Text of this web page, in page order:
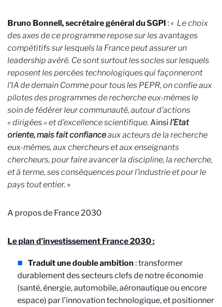
Bruno Bonnell, secrétaire général du SGPI :« Le choix
des axes de ce programme repose sur les avantages
compétitifs sur lesquels la France peut assurer un
leadership avéré. Ce sont surtout les socles sur lesquels
reposent les percées technologiques qui façonneront
l’IA de demain Comme pour tous les PEPR, on confieaux
pilotes des programmes de recherche eux-mêmes le
soin de fédérer leur communauté, autour d’actions
« dirigées » et d’excellence scientifique. Ainsi l’Etat
oriente, mais fait confianceaux acteurs de la recherche
eux-mêmes, aux chercheurs et aux enseignants
chercheurs, pour faire avancer la discipline, la recherche,
et à terme, ses conséquences pour l’industrie et pour le
pays tout entier. »
A propos de France 2030
Le plan d’investissement France 2030 :
Traduit une double ambition : transformer
durablement des secteurs clefs de notre économie
(santé, énergie, automobile, aéronautique ou encore
espace) par l’innovation technologique, et positionner